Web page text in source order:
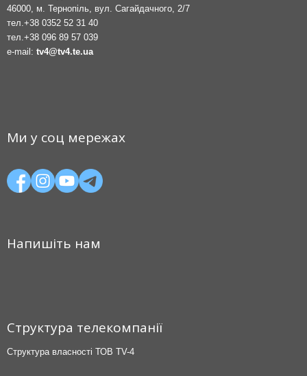
46000, м. Тернопіль, вул. Сагайдачного, 2/7
тел. +38 0352 52 31 40
тел. +38 096 89 57 039
e-mail: tv4@tv4.te.ua
Ми у соц мережах
Напишіть нам
Структура телекомпанії
Структура власності ТОВ TV-4